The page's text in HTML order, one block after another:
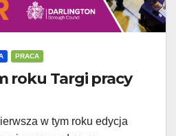
PRACA
roku Targi pracy
w tym roku edycja